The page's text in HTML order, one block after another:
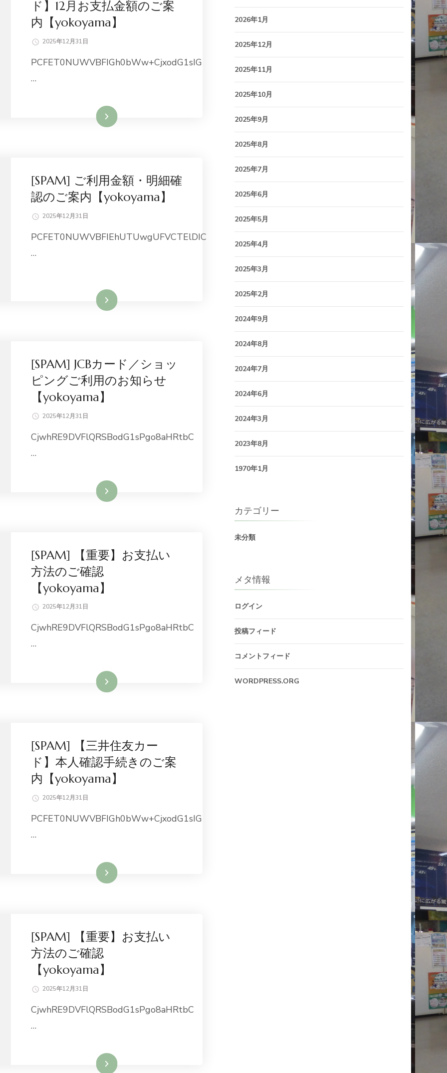
ド】12月お支払金額のご案
内【yokoyama】
2025年12月31日
PCFET0NUWVBFIGh0bWw+CjxodG1sIG
…
続きを読む
[SPAM] ご利用金額・明細確
認のご案内【yokoyama】
2025年12月31日
PCFET0NUWVBFIEhUTUwgUFVCTElDIC
…
続きを読む
[SPAM] JCBカード／ショッ
ピングご利用のお知らせ
【yokoyama】
2025年12月31日
CjwhRE9DVFlQRSBodG1sPgo8aHRtbC
…
続きを読む
[SPAM] 【重要】お支払い
方法のご確認
【yokoyama】
2025年12月31日
CjwhRE9DVFlQRSBodG1sPgo8aHRtbC
…
続きを読む
[SPAM] 【三井住友カー
ド】本人確認手続きのご案
内【yokoyama】
2025年12月31日
PCFET0NUWVBFIGh0bWw+CjxodG1sIG
…
続きを読む
[SPAM] 【重要】お支払い
方法のご確認
【yokoyama】
2025年12月31日
CjwhRE9DVFlQRSBodG1sPgo8aHRtbC
…
続きを読む
2026年1月
2025年12月
2025年11月
2025年10月
2025年9月
2025年8月
2025年7月
2025年6月
2025年5月
2025年4月
2025年3月
2025年2月
2024年9月
2024年8月
2024年7月
2024年6月
2024年3月
2023年8月
1970年1月
カテゴリー
未分類
メタ情報
ログイン
投稿フィード
コメントフィード
WORDPRESS.ORG